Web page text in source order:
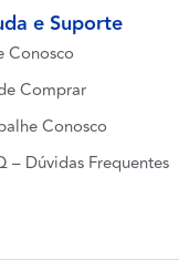
e Suporte
Conosco
Comprar
Conosco
– Dúvidas Frequentes